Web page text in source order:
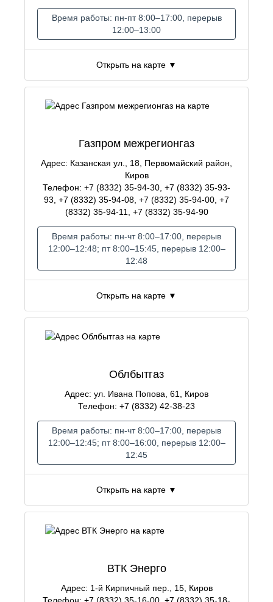
Открыть на карте ▼
Время работы: пн-пт 8:00–17:00, перерыв
12:00–13:00
Открыть на карте ▼
Газпром межрегионгаз
Адрес: Казанская ул., 18, Первомайский район,
Киров
Телефон: +7 (8332) 35-94-30, +7 (8332) 35-93-
93, +7 (8332) 35-94-08, +7 (8332) 35-94-00, +7
(8332) 35-94-11, +7 (8332) 35-94-90
Время работы: пн-чт 8:00–17:00, перерыв
12:00–12:48; пт 8:00–15:45, перерыв 12:00–
12:48
Открыть на карте ▼
Облбытгаз
Адрес: ул. Ивана Попова, 61, Киров
Телефон: +7 (8332) 42-38-23
Время работы: пн-чт 8:00–17:00, перерыв
12:00–12:45; пт 8:00–16:00, перерыв 12:00–
12:45
ВТК Энерго
Адрес: 1-й Кирпичный пер., 15, Киров